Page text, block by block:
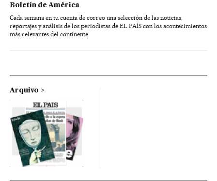
Boletín de América
Cada semana en tu cuenta de correo una selección de las noticias,
reportajes y análisis de los periodistas de EL PAÍS con los acontecimientos
más relevantes del continente.
Arquivo